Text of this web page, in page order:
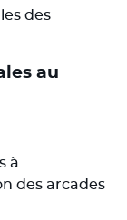
des
au
à
des arcades